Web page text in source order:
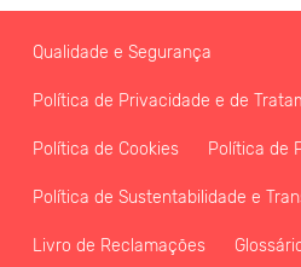
Qualidade e Segurança
Política de Privacidade e de
Política de Cookies Política de
Política de Sustentabilidade e
Livro de Reclamações